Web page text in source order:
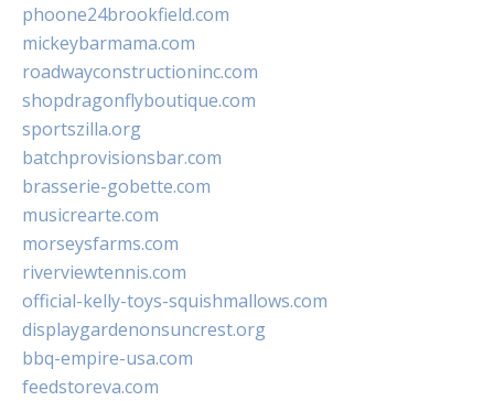
phoone24brookfield.com
mickeybarmama.com
roadwayconstructioninc.com
shopdragonflyboutique.com
sportszilla.org
batchprovisionsbar.com
brasserie-gobette.com
musicrearte.com
morseysfarms.com
riverviewtennis.com
official-kelly-toys-squishmallows.com
displaygardenonsuncrest.org
bbq-empire-usa.com
feedstoreva.com